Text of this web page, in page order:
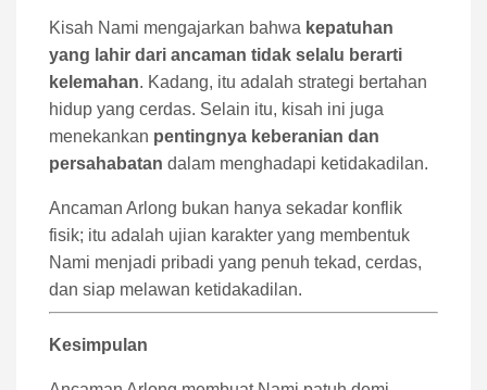
Kisah Nami mengajarkan bahwa kepatuhan
yang lahir dari ancaman tidak selalu berarti
kelemahan. Kadang, itu adalah strategi bertahan
hidup yang cerdas. Selain itu, kisah ini juga
menekankan pentingnya keberanian dan
persahabatan dalam menghadapi ketidakadilan.
Ancaman Arlong bukan hanya sekadar konflik
fisik; itu adalah ujian karakter yang membentuk
Nami menjadi pribadi yang penuh tekad, cerdas,
dan siap melawan ketidakadilan.
Kesimpulan